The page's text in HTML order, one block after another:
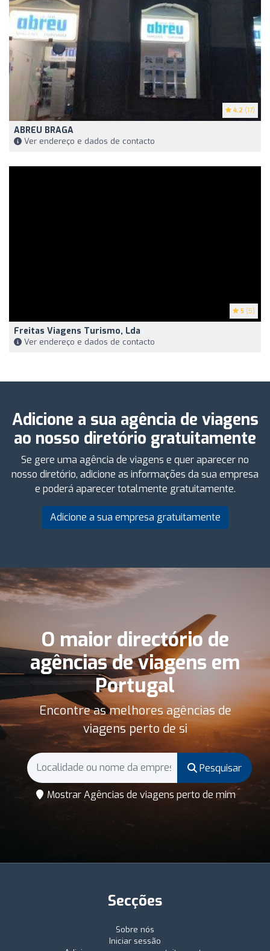
4.2 (17)
ABREU BRAGA
Ver endereço e dados de contacto
5 (5)
Freitas Viagens Turismo, Lda
Ver endereço e dados de contacto
Adicione a sua agência de viagens
ao nosso diretório gratuitamente
Se gere uma agência de viagens e quer aparecer no
nosso diretório, adicione as informações da sua empresa
e poderá aparecer totalmente gratuitamente.
Adicione a sua empresa gratuitamente
O maior directório de
agências de viagens em
Portugal
Encontre as melhores agências de
viagens perto de si
Pesquisar
Mostrar Agências de viagens perto de mim
Secções
Sobre nós
Iniciar sessão